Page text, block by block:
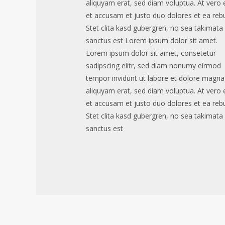
aliquyam erat, sed diam voluptua. At vero
et accusam et justo duo dolores et ea
Stet clita kasd gubergren, no sea takimata
sanctus est Lorem ipsum dolor sit amet.
Lorem ipsum dolor sit amet, consetetur
sadipscing elitr, sed diam nonumy eirmod
tempor invidunt ut labore et dolore magna
aliquyam erat, sed diam voluptua. At vero
et accusam et justo duo dolores et ea
Stet clita kasd gubergren, no sea takimata
sanctus est